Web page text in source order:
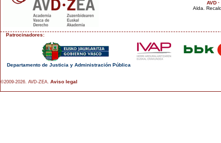
AVD
Alda.
Patrocinadores:
Departamento de Justicia y Administración Pública
©2009-2026. AVD-ZEA. Aviso legal